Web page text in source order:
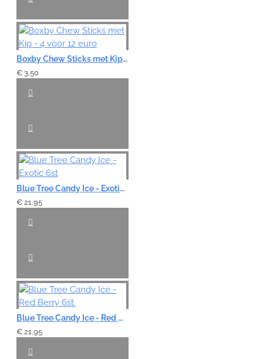
Boxby Chew Sticks met Kip - 4 voor 12 euro
€ 3,50
Blue Tree Candy Ice - Exotic 6st
€ 21,95
Blue Tree Candy Ice - Red Berry 6st.
€ 21,95